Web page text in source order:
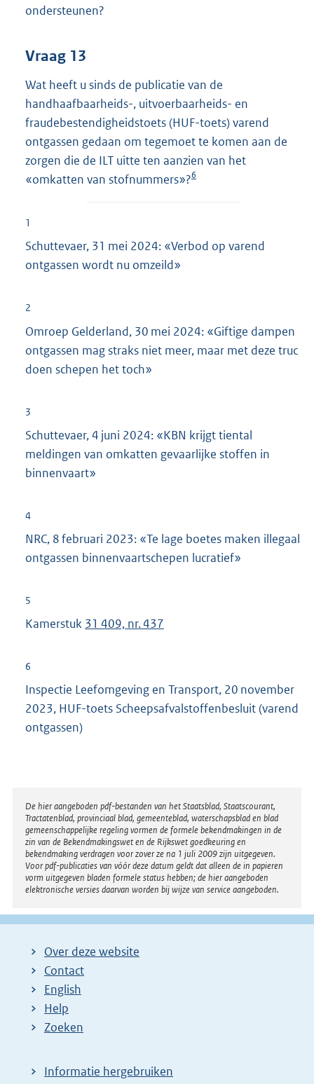
ondersteunen?
Vraag 13
Wat heeft u sinds de publicatie van de
handhaafbaarheids-, uitvoerbaarheids- en
fraudebestendigheidstoets (HUF-toets) varend
ontgassen gedaan om tegemoet te komen aan de
zorgen die de ILT uitte ten aanzien van het
«omkatten van stofnummers»?6
1
Schuttevaer, 31 mei 2024: «Verbod op varend
ontgassen wordt nu omzeild»
2
Omroep Gelderland, 30 mei 2024: «Giftige dampen
ontgassen mag straks niet meer, maar met deze truc
doen schepen het toch»
3
Schuttevaer, 4 juni 2024: «KBN krijgt tiental
meldingen van omkatten gevaarlijke stoffen in
binnenvaart»
4
NRC, 8 februari 2023: «Te lage boetes maken illegaal
ontgassen binnenvaartschepen lucratief»
5
Kamerstuk 31 409, nr. 437
6
Inspectie Leefomgeving en Transport, 20 november
2023, HUF-toets Scheepsafvalstoffenbesluit (varend
ontgassen)
Disclaimer
De hier aangeboden pdf-bestanden van het Staatsblad, Staatscourant,
Tractatenblad, provinciaal blad, gemeenteblad, waterschapsblad en blad
gemeenschappelijke regeling vormen de formele bekendmakingen in de
zin van de Bekendmakingswet en de Rijkswet goedkeuring en
bekendmaking verdragen voor zover ze na 1 juli 2009 zijn uitgegeven.
Voor pdf-publicaties van vóór deze datum geldt dat alleen de in papieren
vorm uitgegeven bladen formele status hebben; de hier aangeboden
elektronische versies daarvan worden bij wijze van service aangeboden.
Over deze website
Contact
English
Help
Zoeken
Informatie hergebruiken